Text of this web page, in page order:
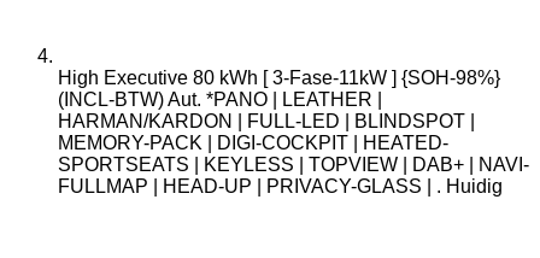
High Executive 80 kWh [ 3-Fase-11kW ] {SOH-98%}
(INCL-BTW) Aut. *PANO | LEATHER |
HARMAN/KARDON | FULL-LED | BLINDSPOT |
MEMORY-PACK | DIGI-COCKPIT | HEATED-
SPORTSEATS | KEYLESS | TOPVIEW | DAB+ | NAVI-
FULLMAP | HEAD-UP | PRIVACY-GLASS | . Huidig